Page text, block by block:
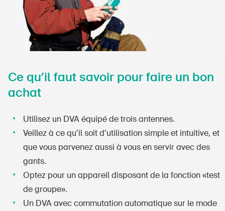
Commander et télécharger
Produits sûrs
Aspects juridiques
Délégués à la sécurité et communes
Contact et conseil
Ce qu’il faut savoir pour faire un bon
achat
Utilisez un DVA équipé de trois antennes.
Veillez à ce qu’il soit d’utilisation simple et intuitive, et
que vous parvenez aussi à vous en servir avec des
gants.
Optez pour un appareil disposant de la fonction «test
de groupe».
Un DVA avec commutation automatique sur le mode